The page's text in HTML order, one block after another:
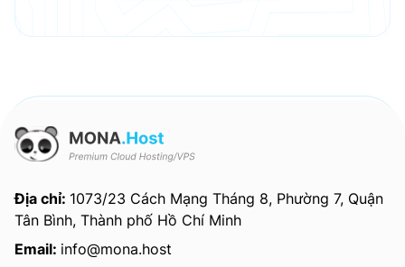
Địa chỉ: 1073/23 Cách Mạng Tháng 8, Phường 7, Quận
Tân Bình, Thành phố Hồ Chí Minh
Email: info@mona.host